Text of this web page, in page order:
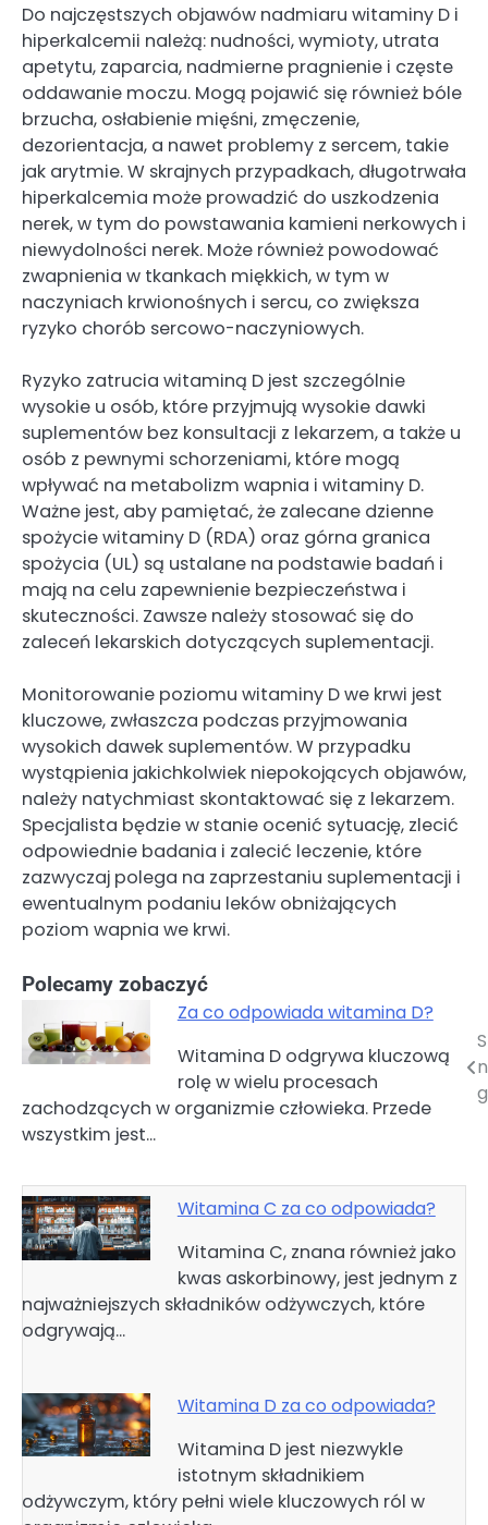
Do najczęstszych objawów nadmiaru witaminy D i
hiperkalcemii należą: nudności, wymioty, utrata
apetytu, zaparcia, nadmierne pragnienie i częste
oddawanie moczu. Mogą pojawić się również bóle
brzucha, osłabienie mięśni, zmęczenie,
dezorientacja, a nawet problemy z sercem, takie
jak arytmie. W skrajnych przypadkach, długotrwała
hiperkalcemia może prowadzić do uszkodzenia
nerek, w tym do powstawania kamieni nerkowych i
niewydolności nerek. Może również powodować
zwapnienia w tkankach miękkich, w tym w
naczyniach krwionośnych i sercu, co zwiększa
ryzyko chorób sercowo-naczyniowych.
Ryzyko zatrucia witaminą D jest szczególnie
wysokie u osób, które przyjmują wysokie dawki
suplementów bez konsultacji z lekarzem, a także u
osób z pewnymi schorzeniami, które mogą
wpływać na metabolizm wapnia i witaminy D.
Ważne jest, aby pamiętać, że zalecane dzienne
spożycie witaminy D (RDA) oraz górna granica
spożycia (UL) są ustalane na podstawie badań i
mają na celu zapewnienie bezpieczeństwa i
skuteczności. Zawsze należy stosować się do
zaleceń lekarskich dotyczących suplementacji.
Monitorowanie poziomu witaminy D we krwi jest
kluczowe, zwłaszcza podczas przyjmowania
wysokich dawek suplementów. W przypadku
wystąpienia jakichkolwiek niepokojących objawów,
należy natychmiast skontaktować się z lekarzem.
Specjalista będzie w stanie ocenić sytuację, zlecić
odpowiednie badania i zalecić leczenie, które
zazwyczaj polega na zaprzestaniu suplementacji i
ewentualnym podaniu leków obniżających
poziom wapnia we krwi.
Polecamy zobaczyć
Za co odpowiada witamina D?
Witamina D odgrywa kluczową
rolę w wielu procesach
zachodzących w organizmie człowieka. Przede
wszystkim jest…
Witamina C za co odpowiada?
Witamina C, znana również jako
kwas askorbinowy, jest jednym z
najważniejszych składników odżywczych, które
odgrywają…
Witamina D za co odpowiada?
Witamina D jest niezwykle
istotnym składnikiem
odżywczym, który pełni wiele kluczowych ról w
Nawigacja